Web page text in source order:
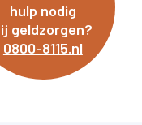
hulp nodig
geldzorgen?
0800-8115.nl